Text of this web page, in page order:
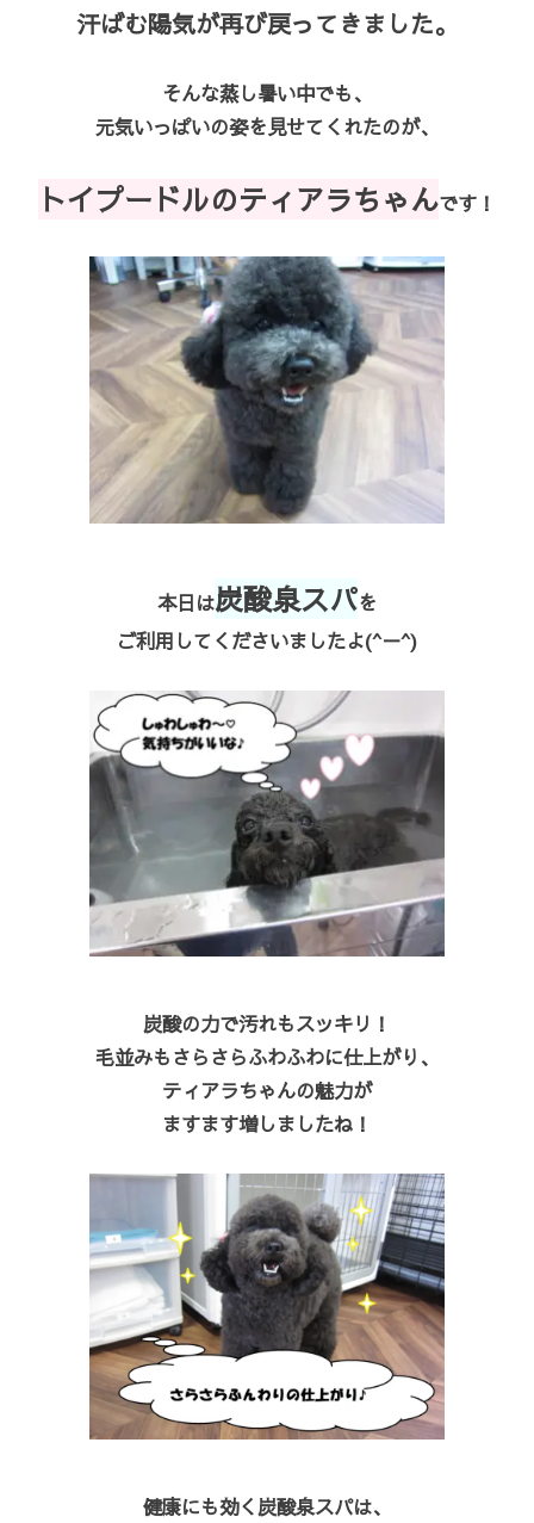
汗ばむ陽気が再び戻ってきました。
そんな蒸し暑い中でも、
元気いっぱいの姿を見せてくれたのが、
トイプードルのティアラちゃんです！
本日は炭酸泉スパを
ご利用してくださいましたよ(^－^)
炭酸の力で汚れもスッキリ！
毛並みもさらさらふわふわに仕上がり、
ティアラちゃんの魅力が
ますます増しましたね！
健康にも効く炭酸泉スパは、